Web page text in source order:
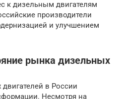
к дизельным двигателям
производители
и улучшением
рынка дизельных
в России
Несмотря на